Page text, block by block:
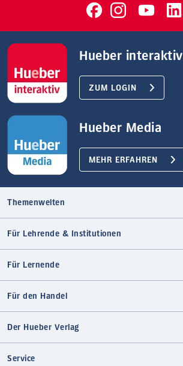
Hueber interaktiv
ZUM LOGIN
Hueber Media
MEHR ERFAHREN
Themenwelten
Für Lehrende & Institutionen
Für Lernende
Für den Handel
Der Hueber Verlag
Service